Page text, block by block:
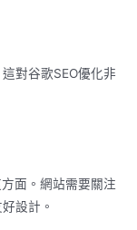
對谷歌SEO優化非
面。網站需要關注
設計。